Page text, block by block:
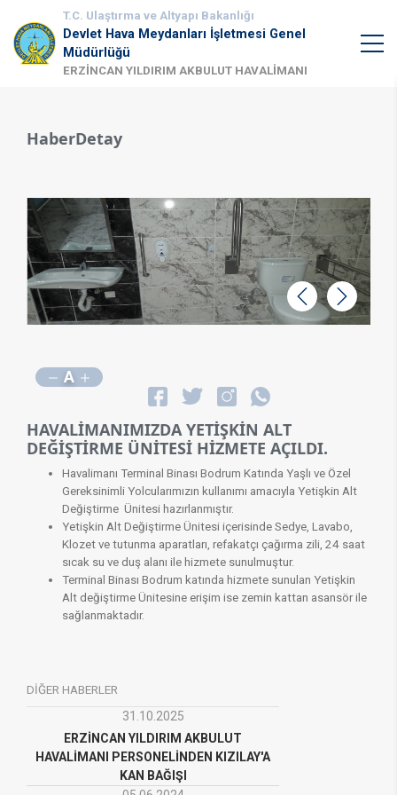
T.C. Ulaştırma ve Altyapı Bakanlığı
Devlet Hava Meydanları İşletmesi Genel
Müdürlüğü
ERZİNCAN YILDIRIM AKBULUT HAVALİMANI
HaberDetay
Geri İleri
A
HAVALİMANIMIZDA YETİŞKİN ALT
DEĞİŞTİRME ÜNİTESİ HİZMETE AÇILDI.
Havalimanı Terminal Binası Bodrum Katında Yaşlı ve Özel
Gereksinimli Yolcularımızın kullanımı amacıyla Yetişkin Alt
Değiştirme Ünitesi hazırlanmıştır.
Yetişkin Alt Değiştirme Ünitesi içerisinde Sedye, Lavabo,
Klozet ve tutunma aparatları, refakatçı çağırma zili, 24 saat
sıcak su ve duş alanı ile hizmete sunulmuştur.
Terminal Binası Bodrum katında hizmete sunulan Yetişkin
Alt değiştirme Ünitesine erişim ise zemin kattan asansör ile
sağlanmaktadır.
DİĞER HABERLER
31.10.2025
ERZİNCAN YILDIRIM AKBULUT
HAVALİMANI PERSONELİNDEN KIZILAY'A
KAN BAĞIŞI